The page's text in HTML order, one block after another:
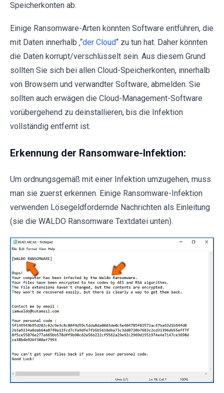
Speicherkonten ab.
Einige Ransomware-Arten könnten Software entführen, die
mit Daten innerhalb ‚“der Cloud“ zu tun hat. Daher könnten
die Daten korrupt/verschlüsselt sein. Aus diesem Grund
sollten Sie sich bei allen Cloud-Speicherkonten, innerhalb
von Browsern und verwandter Software, abmelden. Sie
sollten auch erwägen die Cloud-Management-Software
vorübergehend zu deinstallieren, bis die Infektion
vollständig entfernt ist.
Erkennung der Ransomware-Infektion:
Um ordnungsgemäß mit einer Infektion umzugehen, muss
man sie zuerst erkennen. Einige Ransomware-Infektion
verwenden Lösegeldfordernde Nachrichten als Einleitung
(sie die WALDO Ransomware Textdatei unten).